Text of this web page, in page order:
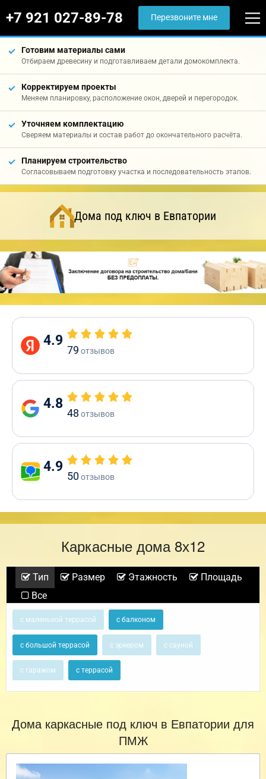
+7 921 027-89-78 Перезвоните мне
Готовим материалы сами
Отбираем древесину и подготавливаем детали домокомплекта.
Корректируем проекты
Меняем планировку, расположение окон, дверей и перегородок.
Уточняем комплектацию
Сверяем материалы и состав работ до окончательного расчёта.
Планируем строительство
Согласовываем подготовку участка и последовательность этапов.
Дома под ключ в Евпатории
4.9
79 отзывов
4.8
48 отзывов
4.9
50отзывов
Каркасные дома 8х12
Тип Размер Этажность
Площадь
Все
с маленькой террасой с балконом
с большой террасой с эркером с сауной
с гаражом с террасой
Дома каркасные под ключ в Евпатории для
ПМЖ